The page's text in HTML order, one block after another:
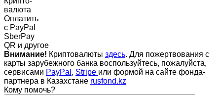
валюта
Оплатить
c PayPal
SberPay
QR и другое
Внимание! Криптовалюты здесь. Для пожертвования с
карты зарубежного банка воспользуйтесь, пожалуйста,
сервисами PayPal , Stripe или формой на сайте фонда-
партнера в Казахстане rusfond.kz
Кому помочь?